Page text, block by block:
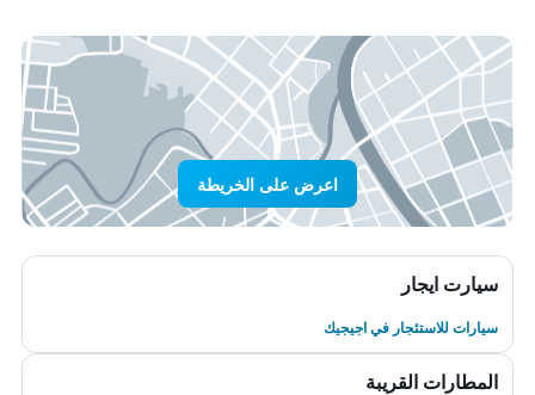
اعرض على الخريطة
سيارت ايجار
سيارات للاستئجار في اجيجيك
المطارات القريبة